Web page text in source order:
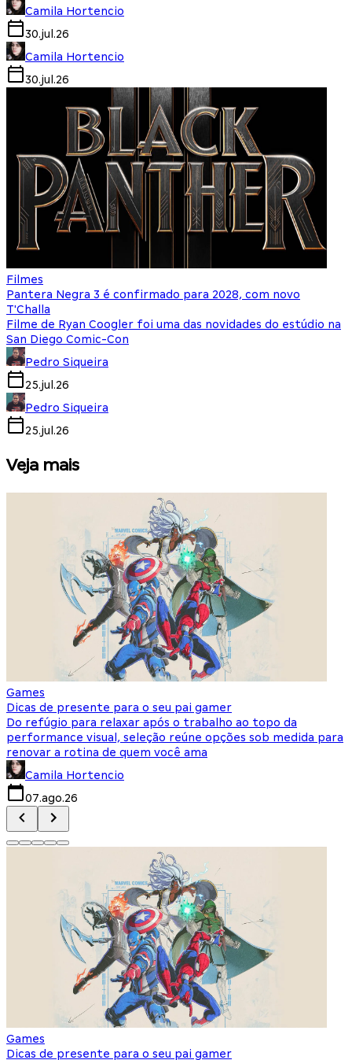
Camila Hortencio
30.jul.26
Camila Hortencio
30.jul.26
Filmes
Pantera Negra 3 é confirmado para 2028, com novo
T'Challa
Filme de Ryan Coogler foi uma das novidades do estúdio na
San Diego Comic-Con
Pedro Siqueira
25.jul.26
Pedro Siqueira
25.jul.26
Veja mais
Games
Dicas de presente para o seu pai gamer
Do refúgio para relaxar após o trabalho ao topo da
performance visual, seleção reúne opções sob medida para
renovar a rotina de quem você ama
Camila Hortencio
07.ago.26
Games
Dicas de presente para o seu pai gamer